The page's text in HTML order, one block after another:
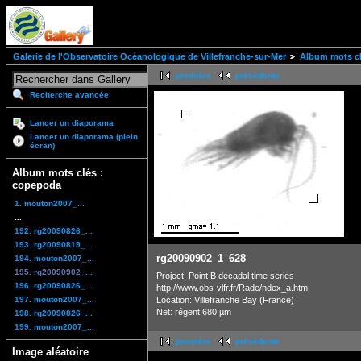
Galerie de l'Observatoire Océanologique de Villefranche-sur-Mer Album mots
Recherche avancée
Lancer un diaporama
Lancer un diaporama (plein
écran)
Album mots clés :
copepoda
1. mouton2007_...
192. rg20090826_...
193. rg20090819_...
194. mouton2007_...
195. rg20090902_...
196. rg20090826_...
197. mouton2007_...
198. rg20090826_...
199. mouton2007_...
Image aléatoire
première précédente
rg20090902_1_628
Project: Point B decadal time series
http://www.obs-vlfr.fr/Rade/ndex_a.htm
Location: Villefranche Bay (France)
Net: régent 680 µm
première précédente